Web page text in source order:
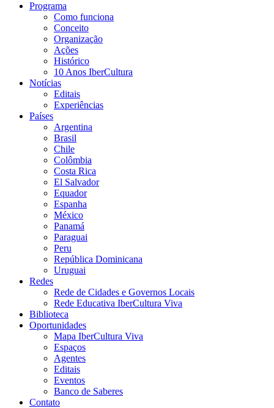
Programa
Como funciona
Conceito
Organização
Ações
Histórico
10 Anos IberCultura
Notícias
Editais
Experiências
Países
Argentina
Brasil
Chile
Colômbia
Costa Rica
El Salvador
Equador
Espanha
México
Panamá
Paraguai
Peru
República Dominicana
Uruguai
Redes
Rede de Cidades e Governos Locais
Rede Educativa IberCultura Viva
Biblioteca
Oportunidades
Mapa IberCultura Viva
Espaços
Agentes
Editais
Eventos
Banco de Saberes
Contato